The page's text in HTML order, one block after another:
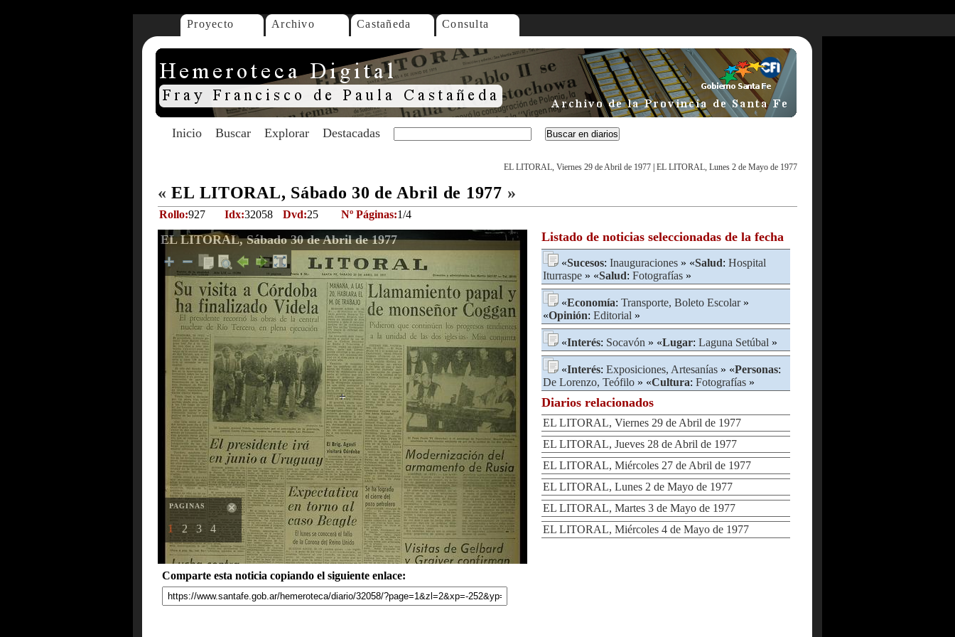
Proyecto Archivo Castañeda Consulta
Inicio Buscar Explorar Destacadas
EL LITORAL, Viernes 29 de Abril de 1977 EL LITORAL, Lunes 2 de Mayo de 1977
« EL LITORAL, Sábado 30 de Abril de 1977 »
Rollo:927 Idx:32058 Dvd:25 Nº Páginas:1/4
EL LITORAL, Sábado 30 de Abril de 1977
PAGINAS
1 2 3 4
Comparte esta noticia copiando el siguiente enlace:
Listado de noticias seleccionadas de la fecha
«Sucesos: Inauguraciones » «Salud: Hospital
Iturraspe » «Salud: Fotografías »
«Economía: Transporte, Boleto Escolar»
«Opinión: Editorial »
«Interés: Socavón » «Lugar: Laguna Setúbal »
«Interés: Exposiciones, Artesanías » «Personas:
De Lorenzo, Teófilo » «Cultura: Fotografías »
Diarios relacionados
EL LITORAL, Viernes 29 de Abril de 1977
EL LITORAL, Jueves 28 de Abril de 1977
EL LITORAL, Miércoles 27 de Abril de 1977
EL LITORAL, Lunes 2 de Mayo de 1977
EL LITORAL, Martes 3 de Mayo de 1977
EL LITORAL, Miércoles 4 de Mayo de 1977